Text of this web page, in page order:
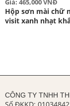
Giá: 465,000 VNĐ
Hộp sơn mài chữ
visit xanh nhạt
CÔNG TY TNHH